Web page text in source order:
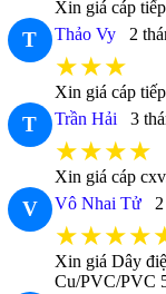
Xin giá cáp
T Thảo Vy 2
★★★
Xin giá cáp
T Trần Hải 3
★★★★
Xin giá cáp
V Vô Nhai Tử
Xin giá Dây
Cu/PVC/PVC